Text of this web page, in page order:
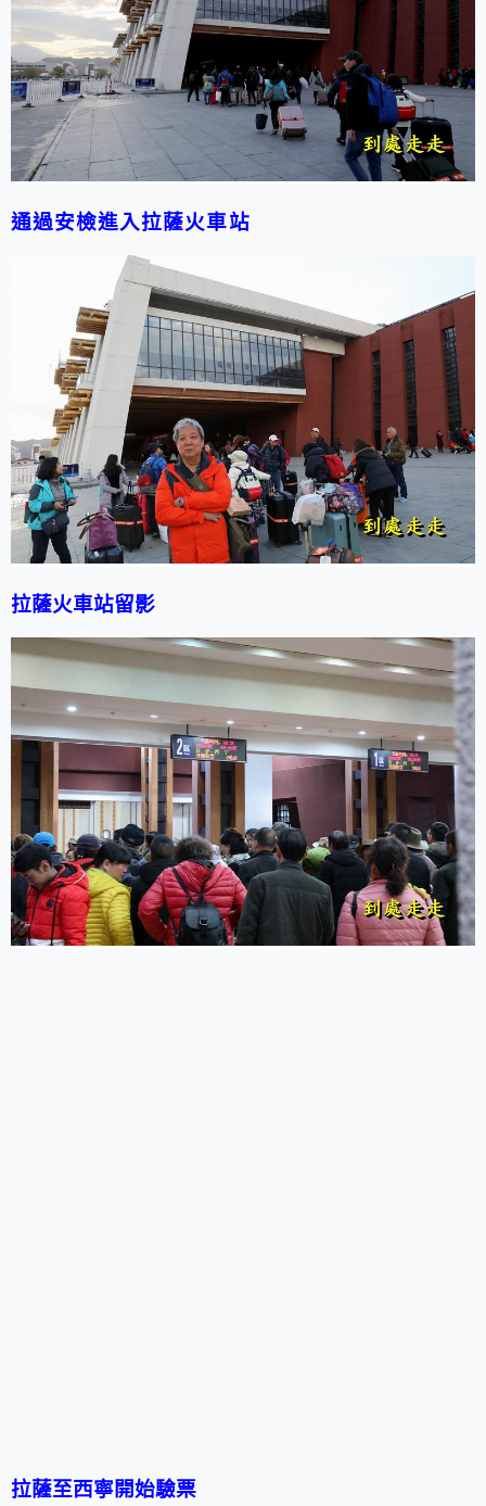
通過安檢進入拉薩火車站
拉薩火車站留影
拉薩至西寧開始驗票